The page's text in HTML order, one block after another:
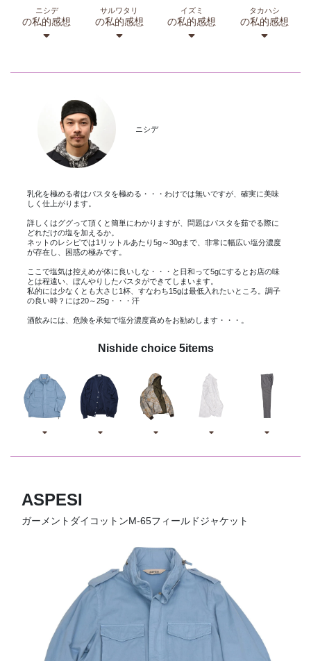
ニシデ
の私的感想
サルワタリ
の私的感想
イズミ
の私的感想
タカハシ
の私的感想
ニシデ
乳化を極める者はパスタを極める・・・わけでは無いですが、確実に美味
しく仕上がります。
詳しくはググって頂くと簡単にわかりますが、問題はパスタを茹でる際に
どれだけの塩を加えるか。
ネットのレシピでは1リットルあたり5g～30gまで、非常に幅広い塩分濃度
が存在し、困惑の極みです。
ここで塩気は控えめが体に良いしな・・・と日和って5gにするとお店の味
とは程遠い、ぼんやりしたパスタができてしまいます。
私的には少なくとも大さじ1杯、すなわち15gは最低入れたいところ。調子
の良い時？には20～25g・・・汗
酒飲みには、危険を承知で塩分濃度高めをお勧めします・・・。
Nishide choice 5items
ASPESI
ガーメントダイコットンM-65フィールドジャケット